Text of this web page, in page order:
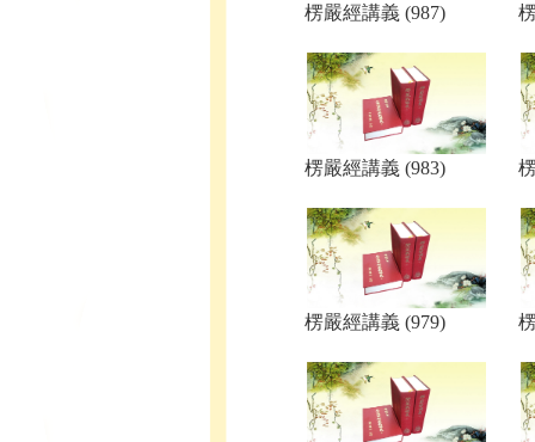
楞嚴經講義 (987)
楞嚴經講義 (983)
楞嚴經講義 (979)